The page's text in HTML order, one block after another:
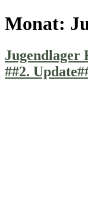
Monat:
Jugendlager
##2.